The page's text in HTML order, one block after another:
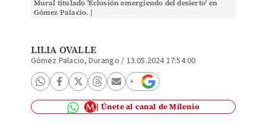
Mural titulado 'Eclosión emergiendo del desierto' en
Gómez Palacio. |
LILIA OVALLE
Gómez Palacio, Durango / 13.05.2024 17:54:00
Únete al canal de Milenio